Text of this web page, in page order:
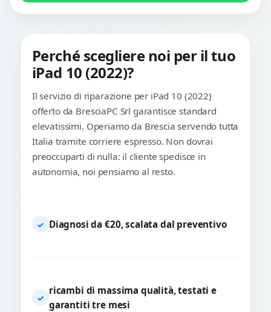
Perché scegliere noi per il tuo
iPad 10 (2022)?
Il servizio di riparazione per iPad 10 (2022)
offerto da BresciaPC Srl garantisce standard
elevatissimi. Operiamo da Brescia servendo tutta
Italia tramite corriere espresso. Non dovrai
preoccuparti di nulla: il cliente spedisce in
autonomia, noi pensiamo al resto.
✓ Diagnosi da €20, scalata dal preventivo
✓
ricambi di massima qualità, testati e
garantiti tre mesi